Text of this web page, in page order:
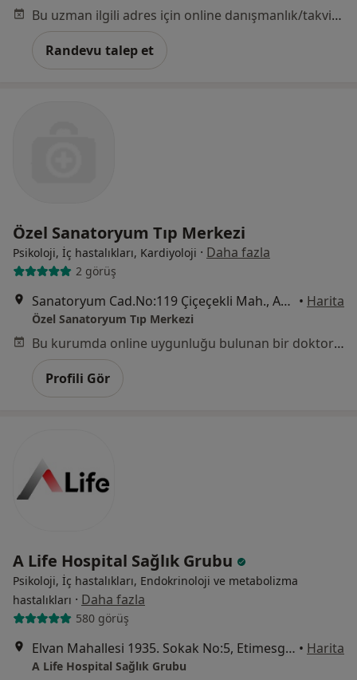
Bu uzman ilgili adres için online danışmanlık/takvim sunmuyor.
Randevu talep et
Özel Sanatoryum Tıp Merkezi
Psikoloji, İç hastalıkları, Kardiyoloji · Daha fazla
2 görüş
Sanatoryum Cad.No:119 Çiçeçekli Mah., Ankara • Harita
Özel Sanatoryum Tıp Merkezi
Bu kurumda online uygunluğu bulunan bir doktor veya uzman bulunamadı
Profili Gör
A Life Hospital Sağlık Grubu
Psikoloji, İç hastalıkları, Endokrinoloji ve metabolizma
hastalıkları · Daha fazla
580 görüş
Elvan Mahallesi 1935. Sokak No:5, Etimesgut • Harita
A Life Hospital Sağlık Grubu